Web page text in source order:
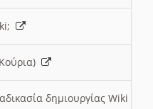
δημιουργίας Wiki